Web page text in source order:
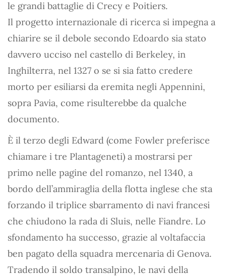
le grandi battaglie di Crecy e Poitiers.
Il progetto internazionale di ricerca si impegna a
chiarire se il debole secondo Edoardo sia stato
davvero ucciso nel castello di Berkeley, in
Inghilterra, nel 1327 o se si sia fatto credere
morto per esiliarsi da eremita negli Appennini,
sopra Pavia, come risulterebbe da qualche
documento.
È il terzo degli Edward (come Fowler preferisce
chiamare i tre Plantageneti) a mostrarsi per
primo nelle pagine del romanzo, nel 1340, a
bordo dell’ammiraglia della flotta inglese che sta
forzando il triplice sbarramento di navi francesi
che chiudono la rada di Sluis, nelle Fiandre. Lo
sfondamento ha successo, grazie al voltafaccia
ben pagato della squadra mercenaria di Genova.
Tradendo il soldo transalpino, le navi della